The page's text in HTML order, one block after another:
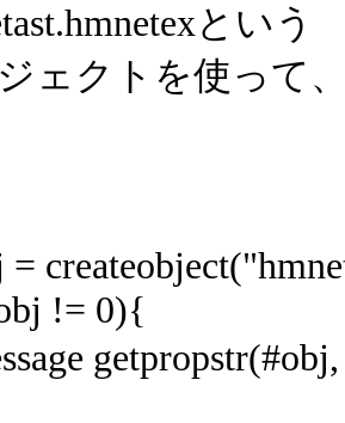
という
ェクトを使って
=
!= 0){